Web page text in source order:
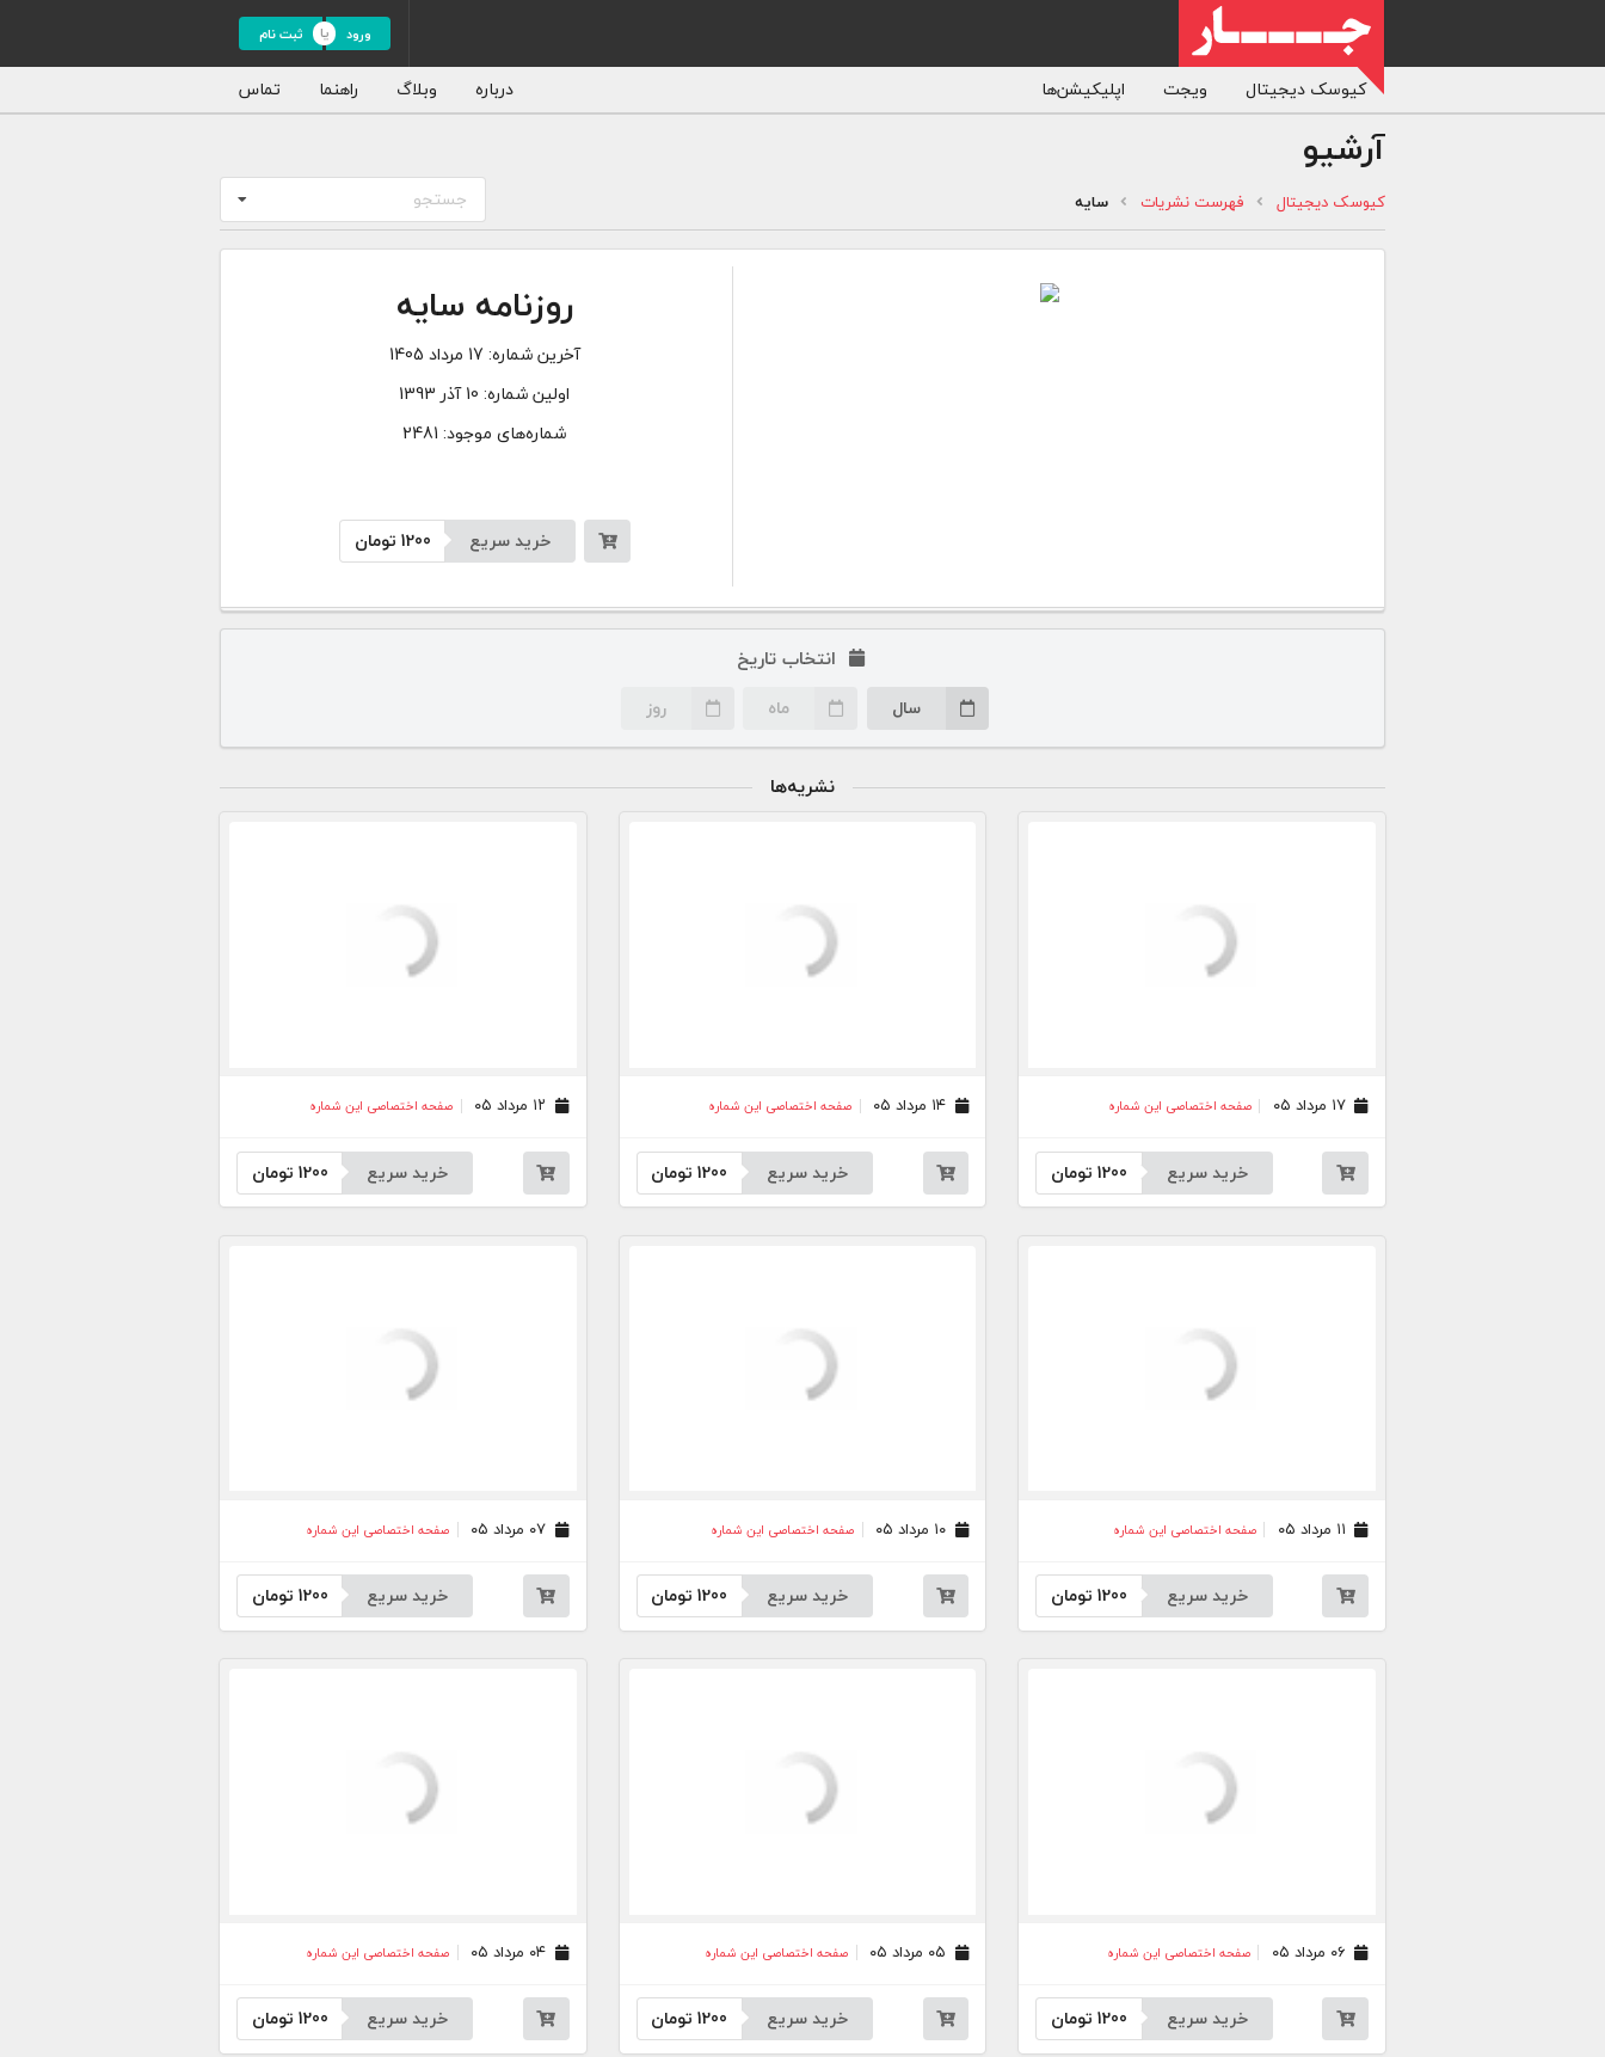
ورود ثبت نام
کیوسک دیجیتال ویجت اپلیکیشن‌ها درباره وبلاگ راهنما تماس
آرشیو
کیوسک دیجیتال فهرست نشریات سایه جستجو
روزنامه سایه
آخرین شماره: 17 مرداد 1405
اولین شماره: 10 آذر 1393
شماره‌های موجود: 2481
خرید سریع 1200 تومان
انتخاب تاریخ
سال ماه روز
نشریه‌ها
۱۷ مرداد ۰۵ صفحه اختصاصی این شماره
خرید سریع 1200 تومان
صفحه اختصاصی این شماره
خرید سریع 1200تومان
صفحه اختصاصی این شماره
خرید سریع 1200 تومان
صفحه اختصاصی این شماره
خرید سریع 1200 تومان
صفحه اختصاصی این شماره
خرید سریع 1200تومان
صفحه اختصاصی این شماره
خرید سریع 1200 تومان
صفحه اختصاصی این شماره
خرید سریع 1200 تومان
صفحه اختصاصی این شماره
خرید سریع 1200تومان
صفحه اختصاصی این شماره
خرید سریع 1200 تومان